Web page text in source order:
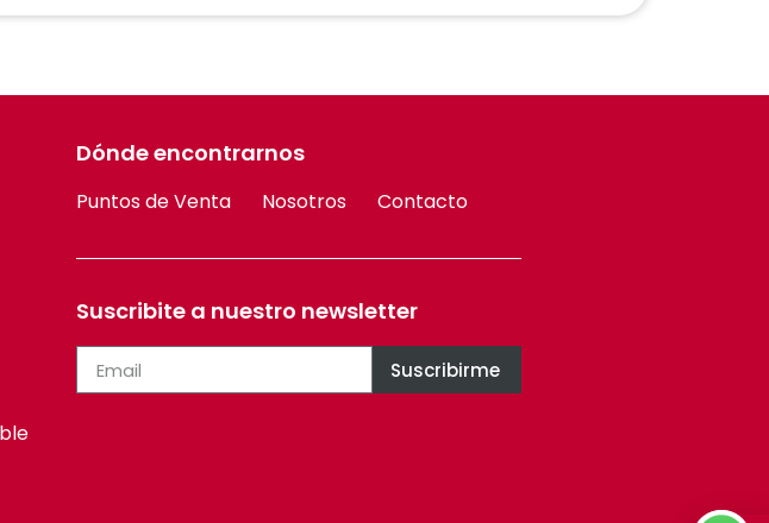
Dónde encontrarnos
Puntos de Venta Nosotros Contacto
Suscribite a nuestro newsletter
Suscribirme